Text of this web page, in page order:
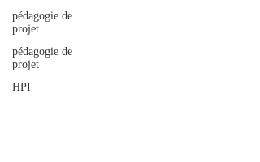
pédagogie de
projet
pédagogie de
projet
HPI